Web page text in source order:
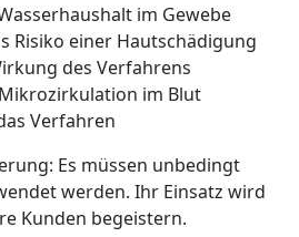
im Gewebe
Risiko einer Hautschädigung
des Verfahrens
im Blut
Verfahren
Es müssen unbedingt
werden. Ihr Einsatz wird
Kunden begeistern.